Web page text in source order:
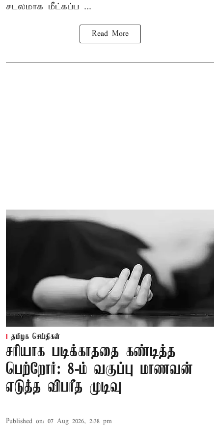
சடலமாக மீட்கப்ப ...
Read More
தமிழக செய்திகள்
சரியாக படிக்காததை கண்டித்த
பெற்றோர்: 8-ம் வகுப்பு மாணவன்
எடுத்த விபரீத முடிவு
Published on: 07 Aug 2026, 2:38 pm